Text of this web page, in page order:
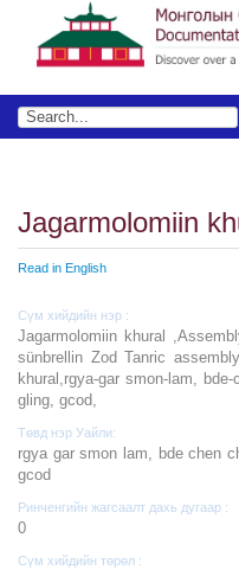
Jagarmolomiin
Read in English
Сүм хийдийн нэр :
Jagarmolomiin khural
sünbrellin Zod Tanric
khural,rgya-gar smon-lam,
gling, gcod,
Төвд нэр Уайли:
rgya gar smon lam, bde chen
gcod
Ринченгийн жагсаалт дахь дугаар :
0
Сүм хийдийн төрөл :